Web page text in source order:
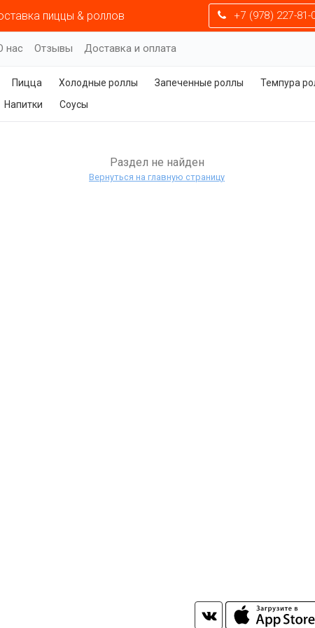
+7 (978) 227-81-
пиццы & роллов
нас Отзывы Доставка и оплата
Пицца Холодные роллы Запеченные роллы Темпура
Напитки
Соусы
Раздел не найден
Вернуться на главную страницу